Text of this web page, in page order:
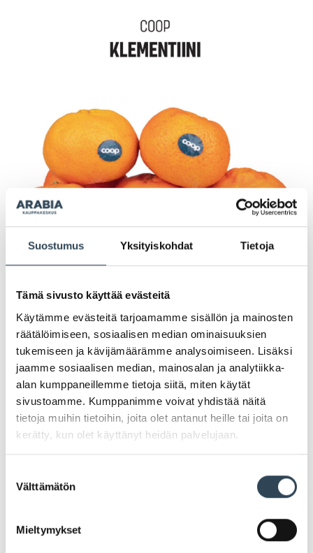
Suostumus Yksityiskohdat Tietoja
Tämä sivusto käyttää evästeitä
Käytämme evästeitä tarjoamamme sisällön ja mainosten
räätälöimiseen, sosiaalisen median ominaisuuksien
tukemiseen ja kävijämäärämme analysoimiseen. Lisäksi
jaamme sosiaalisen median, mainosalan ja analytiikka-
alan kumppaneillemme tietoja siitä, miten käytät
sivustoamme. Kumppanimme voivat yhdistää näitä
tietoja muihin tietoihin, joita olet antanut heille tai joita on
kerätty, kun olet käyttänyt heidän palvelujaan.
valinta
Välttämätön
Mieltymykset
PAHOITTELUT, TARJOUS EI OLE ENÄÄ VOIMASSA